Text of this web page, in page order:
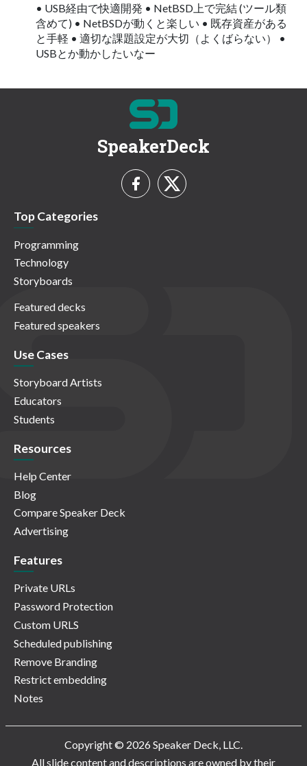
• USB経由で快適開発 • NetBSD上で完結 (ツール類
含めて) • NetBSDが動くと楽しい • 既存資産がある
と手軽 • 適切な課題設定が大切（よくばらない） •
USBとか動かしたいなー
SpeakerDeck
Top Categories
Programming
Technology
Storyboards
Featured decks
Featured speakers
Use Cases
Storyboard Artists
Educators
Students
Resources
Help Center
Blog
Compare Speaker Deck
Advertising
Features
Private URLs
Password Protection
Custom URLS
Scheduled publishing
Remove Branding
Restrict embedding
Notes
Copyright © 2026 Speaker Deck, LLC.
All slide content and descriptions are owned by their